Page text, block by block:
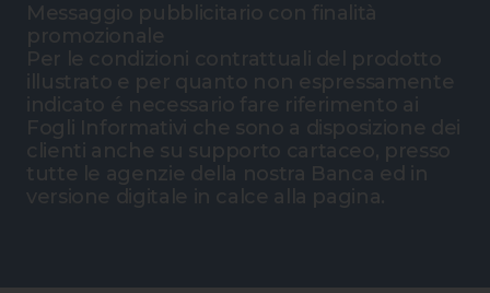
Messaggio pubblicitario con finalità
promozionale
Per le condizioni contrattuali del prodotto
illustrato e per quanto non espressamente
indicato é necessario fare riferimento ai
Fogli Informativi che sono a disposizione dei
clienti anche su supporto cartaceo, presso
tutte le agenzie della nostra Banca ed in
versione digitale in calce alla pagina.